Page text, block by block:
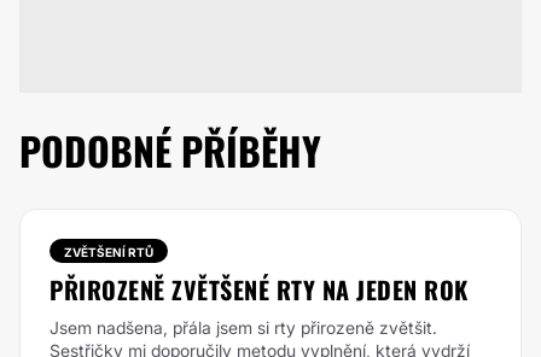
PODOBNÉ PŘÍBĚHY
ZVĚTŠENÍ RTŮ
PŘIROZENĚ ZVĚTŠENÉ RTY NA JEDEN ROK
Jsem nadšena, přála jsem si rty přirozeně zvětšit.
Sestřičky mi doporučily metodu vyplnění, která vydrží